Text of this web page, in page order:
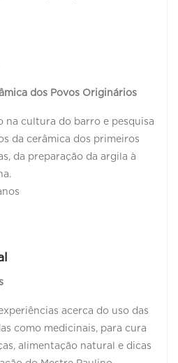
dos Povos Originários
na cultura do barro e pesquisa
da cerâmica dos primeiros
da preparação da argila à
acerca do uso das
como medicinais, para cura
alimentação natural e dicas